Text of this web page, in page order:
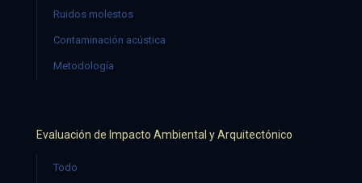
Ruidos molestos
Contaminación acústica
Metodología
Evaluación de Impacto Ambiental y Arquitectónico
Todo